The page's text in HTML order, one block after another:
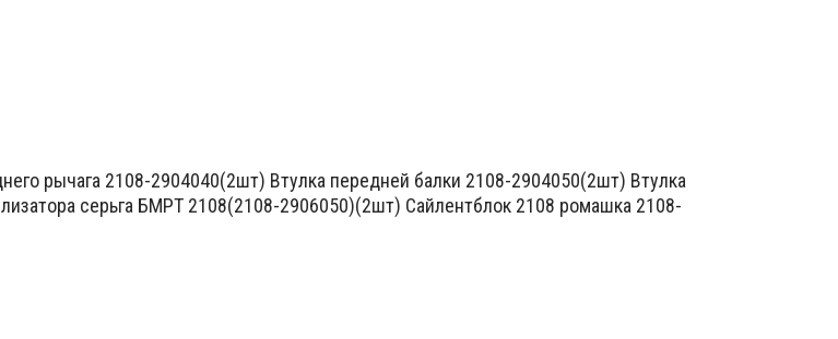
рычага 2108-2904040(2шт) Втулка передней балки 2108-2904050(2шт) Втулка
серьга БМРТ 2108(2108-2906050)(2шт) Сайлентблок 2108 ромашка 2108-